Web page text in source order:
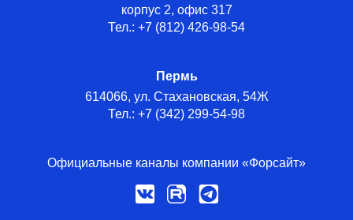
корпус 2, офис 317
Тел.: +7 (812) 426-98-54
Пермь
614066, ул. Стахановская, 54Ж
Тел.: +7 (342) 299-54-98
Официальные каналы компании «Форсайт»